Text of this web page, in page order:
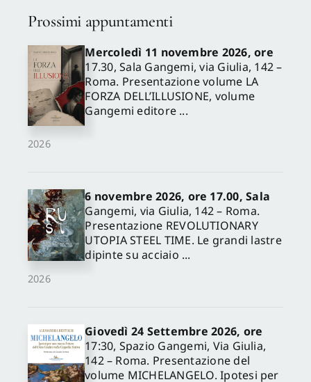
Prossimi appuntamenti
2026
Mercoledì 11 novembre 2026, ore
17.30, Sala Gangemi, via Giulia, 142 –
Roma. Presentazione volume LA
FORZA DELL’ILLUSIONE, volume
Gangemi editore ...
2026
6 novembre 2026, ore 17.00, Sala
Gangemi, via Giulia, 142 – Roma.
Presentazione REVOLUTIONARY
UTOPIA STEEL TIME. Le grandi lastre
dipinte su acciaio ...
Giovedì 24 Settembre 2026, ore
17:30, Spazio Gangemi, Via Giulia,
142 – Roma. Presentazione del
volume MICHELANGELO. Ipotesi per